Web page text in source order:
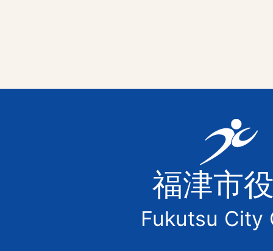
福
津
市
の
福津市
Fukutsu City